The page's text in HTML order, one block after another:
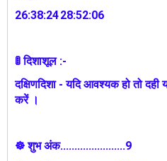
26:38:2428:52:06
🚦 दिशाशूल :-
दक्षिणदिशा - यदि आवश्यक हो तो दही
करें ।
☸ शुभ अंक.......................9